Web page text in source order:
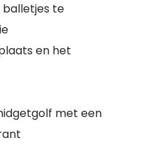
balletjes te
en het
met een